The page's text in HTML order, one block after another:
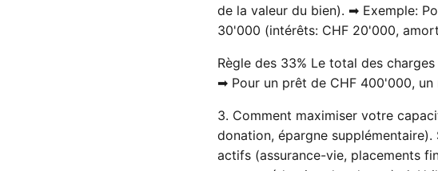
de la valeur du bien). ➡ Exemple:
30'000 (intérêts: CHF 20'000,
Règle des 33% Le total des
➡ Pour un prêt de CHF 400'000,
3. Comment maximiser votre
donation, épargne
actifs (assurance-vie, placements